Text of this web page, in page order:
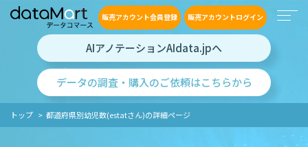
販売アカウント会員登録 販売アカウントログイン
AIアノテーションAIdata.jpへ
データの調査・購入のご依頼はこちらから
トップ 都道府県別幼児数(estatさん)の詳細ページ